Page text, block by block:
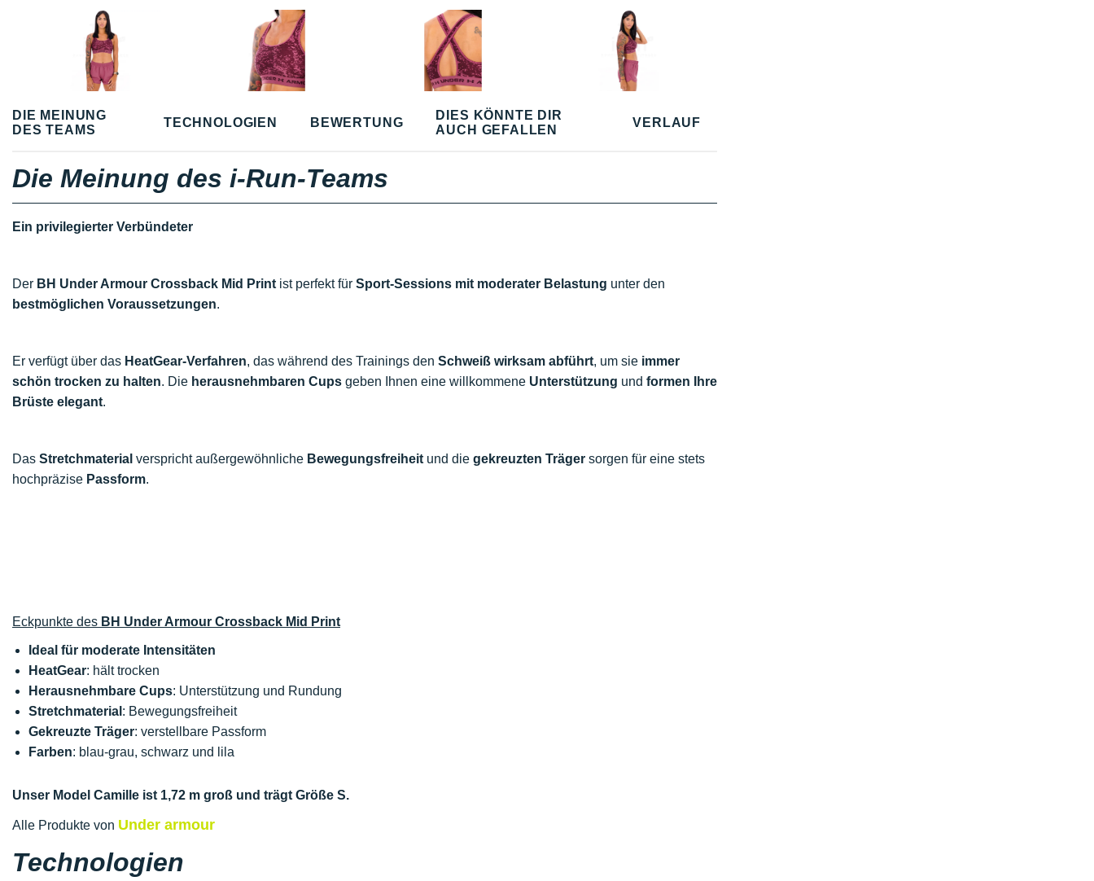
DIE MEINUNG
DES TEAMS
TECHNOLOGIEN BEWERTUNG
DIES KÖNNTE DIR
AUCH GEFALLEN
VERLAUF
Die Meinung des i-Run-Teams
Ein privilegierter Verbündeter
Der BH Under Armour Crossback Mid Print ist perfekt für Sport-Sessions mit moderater Belastung unter den
bestmöglichen Voraussetzungen.
Er verfügt über das HeatGear-Verfahren, das während des Trainings den Schweiß wirksam abführt, um sie immer
schön trocken zu halten. Die herausnehmbaren Cups geben Ihnen eine willkommene Unterstützung und formen Ihre
Brüste elegant.
Das Stretchmaterial verspricht außergewöhnliche Bewegungsfreiheit und die gekreuzten Träger sorgen für eine stets
hochpräzise Passform.
Eckpunkte des BH Under Armour Crossback Mid Print
Ideal für moderate Intensitäten
HeatGear: hält trocken
Herausnehmbare Cups: Unterstützung und Rundung
Stretchmaterial : Bewegungsfreiheit
Gekreuzte Träger: verstellbare Passform
Farben: blau-grau, schwarz und lila
Unser Model Camille ist 1,72 m groß und trägt Größe S.
Alle Produkte von Under armour
Technologien